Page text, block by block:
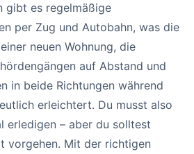
gibt es regelmäßige
per Zug und Autobahn, was die
neuen Wohnung, die
auf Abstand und
in beide Richtungen während
erleichtert. Du musst also
erledigen – aber du solltest
vorgehen. Mit der richtigen